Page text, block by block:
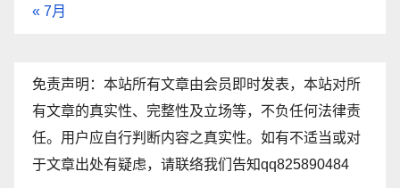
« 7月
免责声明：本站所有文章由会员即时发表，本站对所
有文章的真实性、完整性及立场等，不负任何法律责
任。用户应自行判断内容之真实性。如有不适当或对
于文章出处有疑虑，请联络我们告知qq825890484